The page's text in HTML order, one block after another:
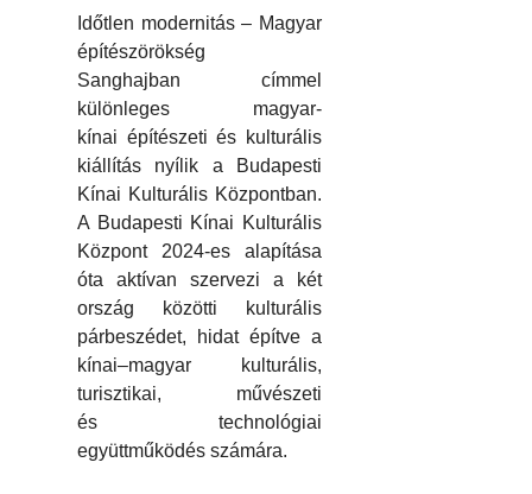
Időtlen modernitás – Magyar
építészörökség
Sanghajban címmel
különleges magyar-
kínai építészeti és kulturális
kiállítás nyílik a Budapesti
Kínai Kulturális Központban.
A Budapesti Kínai Kulturális
Központ 2024-es alapítása
óta aktívan szervezi a két
ország közötti kulturális
párbeszédet, hidat építve a
kínai–magyar kulturális,
turisztikai, művészeti
és technológiai
együttműködés számára.